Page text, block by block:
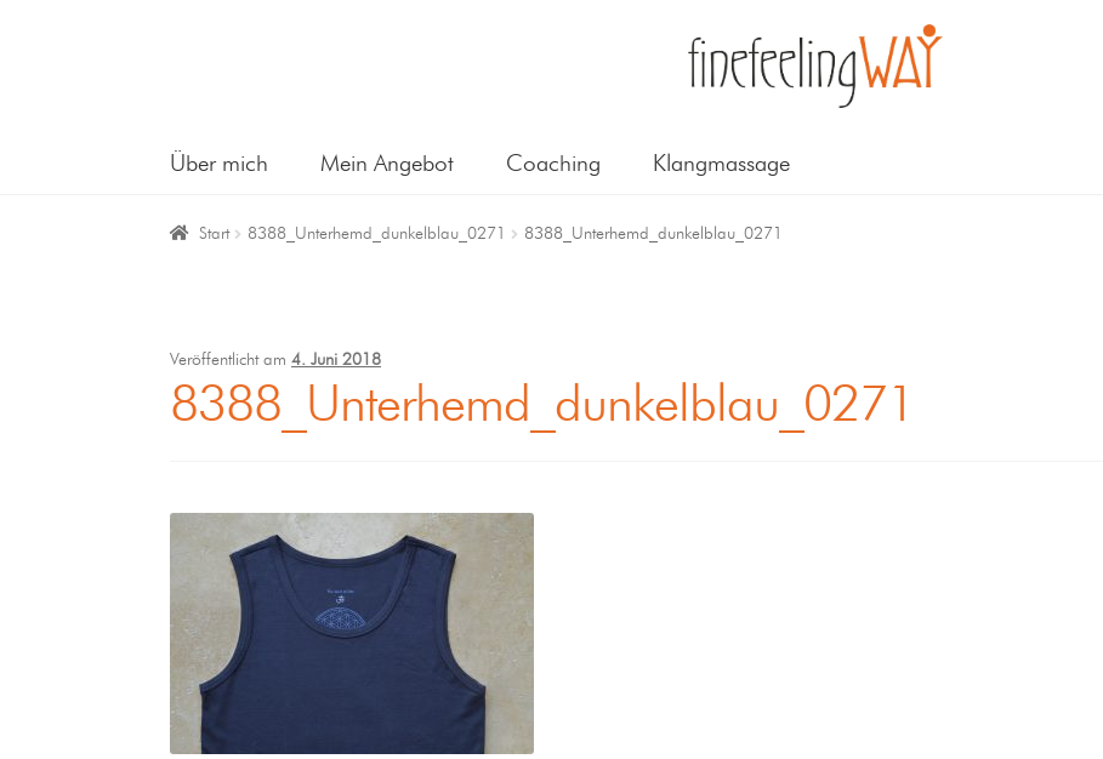
Über mich Mein Angebot Coaching Klangmassage
Start 8388_Unterhemd_dunkelblau_0271 8388_Unterhemd_dunkelblau_0271
Veröffentlicht am4. Juni 2018
8388_Unterhemd_dunkelblau_0271